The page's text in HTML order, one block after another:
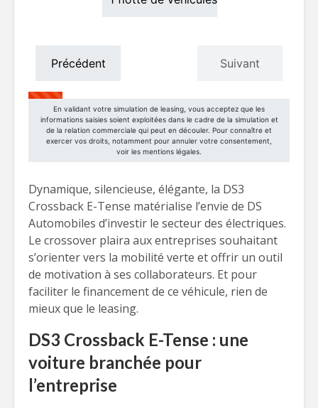
Dynamique, silencieuse, élégante, la DS3
Crossback E-Tense matérialise l’envie de DS
Automobiles d’investir le secteur des électriques.
Le crossover plaira aux entreprises souhaitant
s’orienter vers la mobilité verte et offrir un outil
de motivation à ses collaborateurs. Et pour
faciliter le financement de ce véhicule, rien de
mieux que le leasing.
DS3 Crossback E-Tense : une
voiture branchée pour
l’entreprise